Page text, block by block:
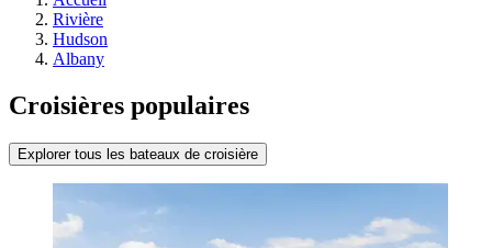
Rivière
Hudson
Albany
Croisières populaires
Explorer tous les bateaux de croisière